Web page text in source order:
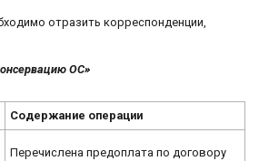
отразить корреспонденции,
ОС»
Содержание операции
Перечислена предоплата по договору